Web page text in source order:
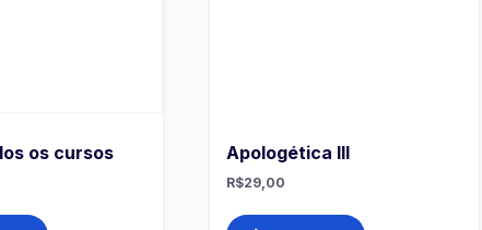
os cursos Apologética III
R$29,00